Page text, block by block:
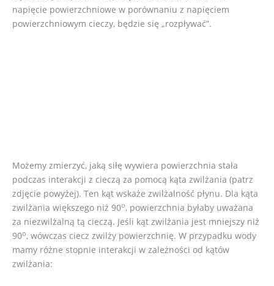
napięcie powierzchniowe w porównaniu z napięciem
powierzchniowym cieczy, będzie się „rozpływać”.
Możemy zmierzyć, jaką siłę wywiera powierzchnia stała
podczas interakcji z cieczą za pomocą kąta zwilżania (patrz
zdjęcie powyżej). Ten kąt wskaże zwilżalność płynu. Dla kąta
zwilżania większego niż 90o, powierzchnia byłaby uważana
za niezwilżalną tą cieczą. Jeśli kąt zwilżania jest mniejszy niż
90o, wówczas ciecz zwilży powierzchnię. W przypadku wody
mamy różne stopnie interakcji w zależności od kątów
zwilżania: